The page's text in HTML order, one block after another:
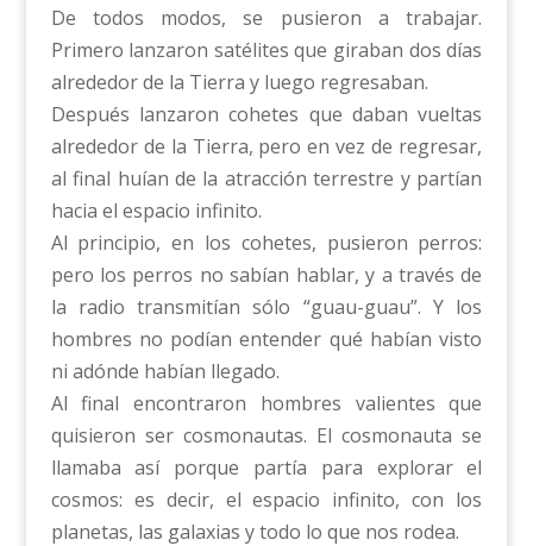
De todos modos, se pusieron a trabajar.
Primero lanzaron satélites que giraban dos días
alrededor de la Tierra y luego regresaban.
Después lanzaron cohetes que daban vueltas
alrededor de la Tierra, pero en vez de regresar,
al final huían de la atracción terrestre y partían
hacia el espacio infinito.
Al principio, en los cohetes, pusieron perros:
pero los perros no sabían hablar, y a través de
la radio transmitían sólo “guau-guau”. Y los
hombres no podían entender qué habían visto
ni adónde habían llegado.
Al final encontraron hombres valientes que
quisieron ser cosmonautas. El cosmonauta se
llamaba así porque partía para explorar el
cosmos: es decir, el espacio infinito, con los
planetas, las galaxias y todo lo que nos rodea.